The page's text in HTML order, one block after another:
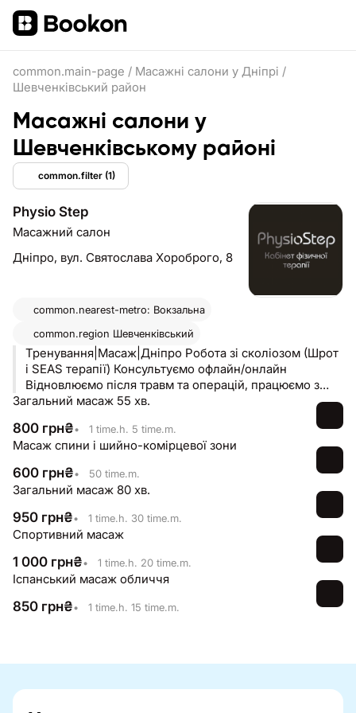
common.main-page / Масажні салони у Дніпрі /
Шевченківський район
Масажні салони у
Шевченківському районі
common.filter (1)
Physio Step
Масажний салон
Дніпро, вул. Святослава Хороброго, 8
common.nearest-metro: Вокзальна
common.region Шевченківський
Тренування|Масаж|Дніпро Робота зі сколіозом (Шрот
і SEAS терапії) Консультуємо офлайн/онлайн
Відновлюємо після травм та операцій, працюємо з
мʼязами тазового дна
Загальний масаж 55 хв.
800 грн₴• 1 time.h. 5 time.m.
Масаж спини і шийно-комірцевої зони
600 грн₴• 50 time.m.
Загальний масаж 80 хв.
950 грн₴• 1 time.h. 30 time.m.
Спортивний масаж
1 000 грн₴• 1 time.h. 20 time.m.
Іспанський масаж обличчя
850 грн₴• 1 time.h. 15 time.m.